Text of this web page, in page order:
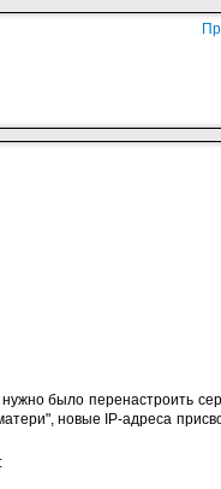
было перенастроить
новые IP-адреса